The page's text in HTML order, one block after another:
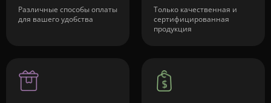
Различные способы оплаты
для вашего удобства
Только качественная и
сертифицированная
продукция